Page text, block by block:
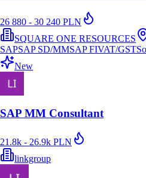
26 880 - 30 240 PLN
SQUARE ONE RESOURCES
SAPSAP SD/MMSAP FIVAT/GST
New
SAP MM Consultant
21.8k - 26.9k PLN
linkgroup